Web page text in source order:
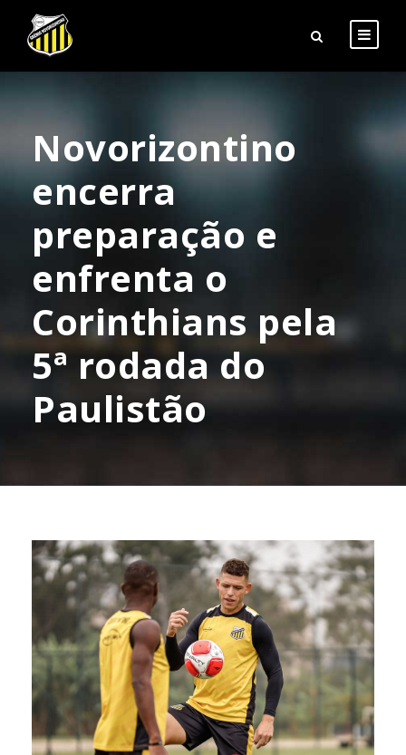
Novorizontino
encerra
preparação e
enfrenta o
Corinthians pela
5ª rodada do
Paulistão